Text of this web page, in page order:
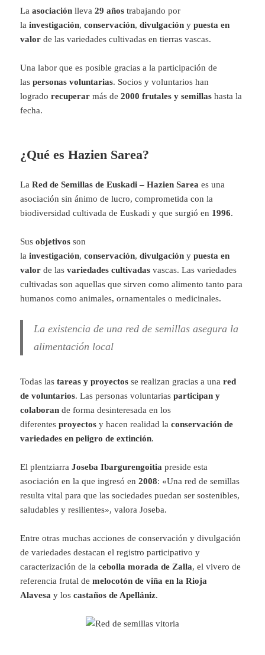
Laasociación lleva29 años trabajando por
lainvestigación,conservación,divulgación ypuesta en
valor de las variedades cultivadas en tierras vascas.
Una labor que es posible gracias a la participación de
laspersonas voluntarias. Socios y voluntarios han
logradorecuperar más de2000 frutales y semillashasta la
fecha.
¿Qué es Hazien Sarea?
LaRed de Semillas de Euskadi – Hazien Sarea es una
asociación sin ánimo de lucro, comprometida con la
biodiversidad cultivada de Euskadi y que surgió en 1996.
Susobjetivos son
lainvestigación,conservación,divulgación ypuesta en
valor de lasvariedades cultivadas vascas. Las variedades
cultivadas son aquellas que sirven como alimento tanto para
humanos como animales, ornamentales o medicinales.
La existencia de una red de semillas asegura la
alimentación local
Todas lastareas y proyectos se realizan gracias a unared
de voluntarios. Las personas voluntariasparticipan y
colaboran de forma desinteresada en los
diferentesproyectosy hacen realidad laconservación de
variedades en peligro de extinción.
El plentziarra Joseba Ibargurengoitia preside esta
asociación en la que ingresó en2008: «Una red de semillas
resulta vital para que las sociedades puedan ser sostenibles,
saludables y resilientes», valora Joseba.
Entre otras muchas acciones de conservación y divulgación
de variedades destacan el registro participativo y
caracterización de lacebolla morada de Zalla, el vivero de
referencia frutal demelocotón de viña en la Rioja
Alavesa y loscastaños de Apellániz.